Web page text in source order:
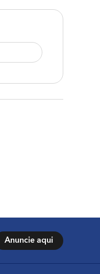
Anuncie aqui